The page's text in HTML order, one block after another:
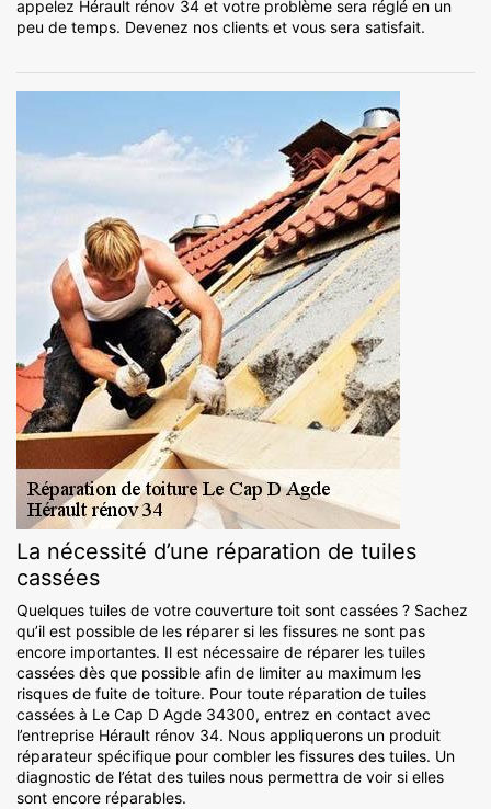
appelez Hérault rénov 34 et votre problème sera réglé en un
peu de temps. Devenez nos clients et vous sera satisfait.
La nécessité d’une réparation de tuiles
cassées
Quelques tuiles de votre couverture toit sont cassées ? Sachez
qu’il est possible de les réparer si les fissures ne sont pas
encore importantes. Il est nécessaire de réparer les tuiles
cassées dès que possible afin de limiter au maximum les
risques de fuite de toiture. Pour toute réparation de tuiles
cassées à Le Cap D Agde 34300, entrez en contact avec
l’entreprise Hérault rénov 34. Nous appliquerons un produit
réparateur spécifique pour combler les fissures des tuiles. Un
diagnostic de l’état des tuiles nous permettra de voir si elles
sont encore réparables.